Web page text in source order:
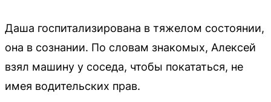
Даша госпитализирована в тяжелом состоянии,
она в сознании. По словам знакомых, Алексей
взял машину у соседа, чтобы покататься, не
имея водительских прав.